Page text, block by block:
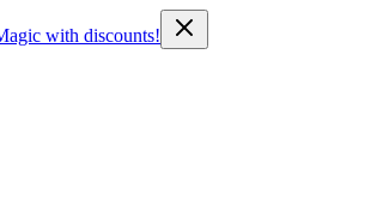
with discounts!